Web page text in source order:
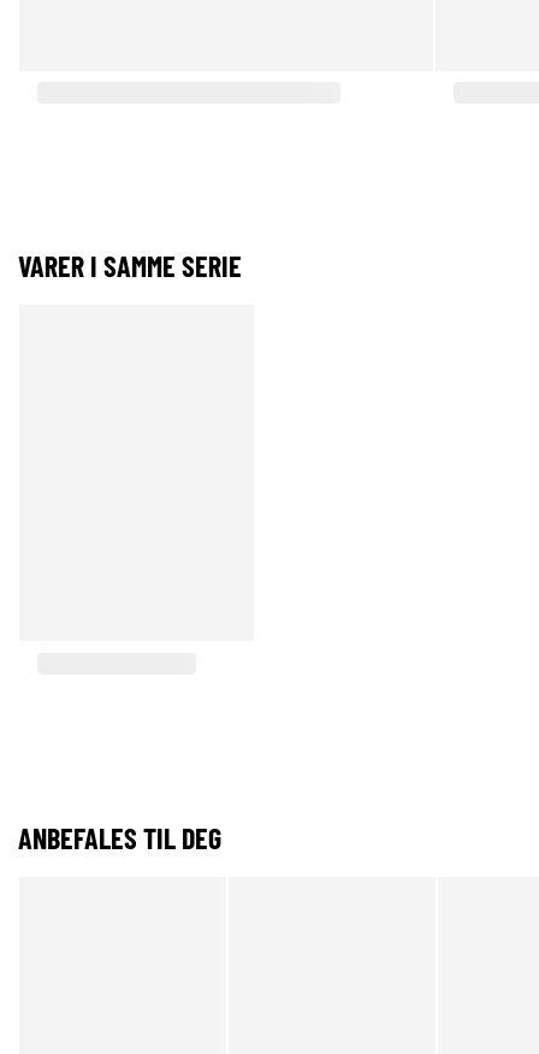
VARER I SAMME SERIE
ANBEFALES TIL DEG